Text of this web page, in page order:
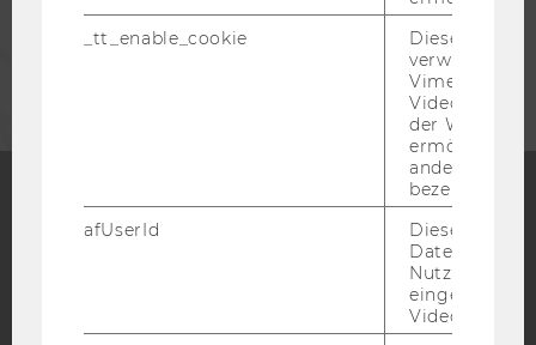
UNTERNEHMEN
Blog
YouTube NewsletterBluesky
_tt_enable_cookie
Dieses
verwendet,
Vimeo-
der WU-
ermöglichen
andere nicht
bezeichnete
afUserId
Dieses
Daten von
Videos